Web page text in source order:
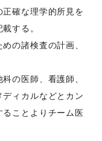
確な理学的所見を
する。
の諸検査の計画、
の医師、看護師、
ィカルなどとカン
ことよりチーム医